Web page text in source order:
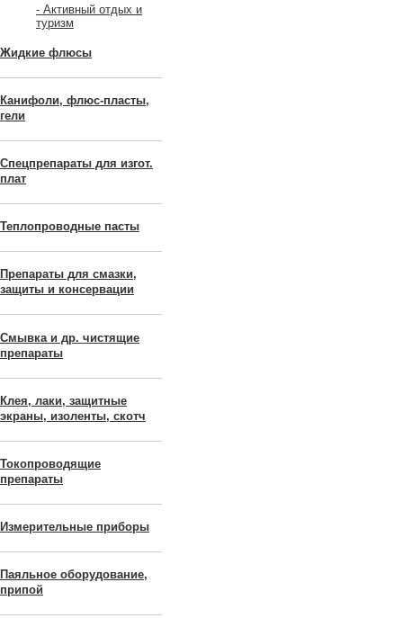
- Активный отдых и
туризм
Жидкие флюсы
Канифоли, флюс-пласты,
гели
Спецпрепараты для изгот.
плат
Теплопроводные пасты
Препараты для смазки,
защиты и консервации
Смывка и др. чистящие
препараты
Клея, лаки, защитные
экраны, изоленты, скотч
Токопроводящие
препараты
Измерительные приборы
Паяльное оборудование,
припой